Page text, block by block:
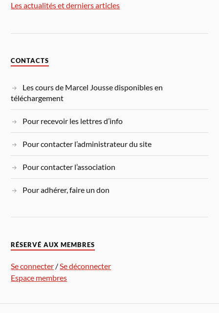
Les actualités et derniers articles
CONTACTS
Les cours de Marcel Jousse disponibles en
téléchargement
Pour recevoir les lettres d’info
Pour contacter l’administrateur du site
Pour contacter l’association
Pour adhérer, faire un don
RÉSERVÉ AUX MEMBRES
Se connecter / Se déconnecter
Espace membres